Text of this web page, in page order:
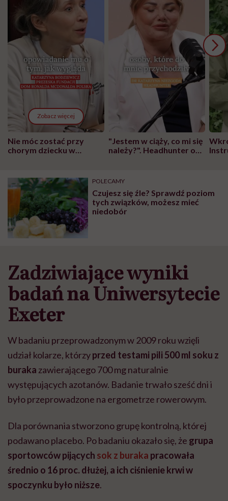
Zobacz więcej
Nie móc zostać przy
chorym dziecku w
może chyba tylko
głupota i brak
wyobraźni"
"Jestem w ciąży, co mi się
należy?". Headhunter o
pracy
POLECAMY
Czujesz się źle? Sprawdź poziom
tych związków, możesz mieć
niedobór
Zadziwiające wyniki
badań na Uniwersytecie
Exeter
W badaniu przeprowadzonym w 2009 roku wzięli
udział kolarze, którzyprzed testami pili 500 ml soku z
buraka zawierającego 700 mg naturalnie
występujących azotanów. Badanie trwało sześć dni i
było przeprowadzone na ergometrze rowerowym.
Dla porównania stworzono grupę kontrolną, której
podawano placebo. Po badaniu okazało się, że grupa
sportowców pijących sok z buraka pracowała
średnio o 16 proc. dłużej, a ich ciśnienie krwi w
spoczynku było niższe.